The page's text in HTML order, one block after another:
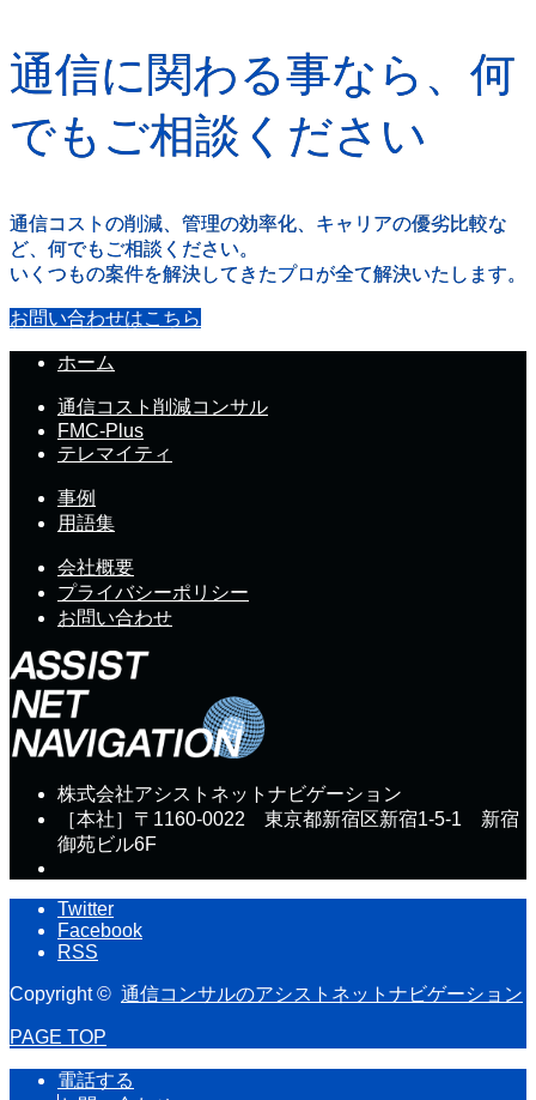
通信に関わる事なら、何
でもご相談ください
通信コストの削減、管理の効率化、キャリアの優劣比較な
ど、何でもご相談ください。
いくつもの案件を解決してきたプロが全て解決いたします。
お問い合わせはこちら
ホーム
通信コスト削減コンサル
FMC-Plus
テレマイティ
事例
用語集
会社概要
プライバシーポリシー
お問い合わせ
株式会社アシストネットナビゲーション
［本社］〒1160-0022 東京都新宿区新宿1-5-1 新宿
御苑ビル6F
Twitter
Facebook
RSS
Copyright © 通信コンサルのアシストネットナビゲーション
PAGE TOP
電話する